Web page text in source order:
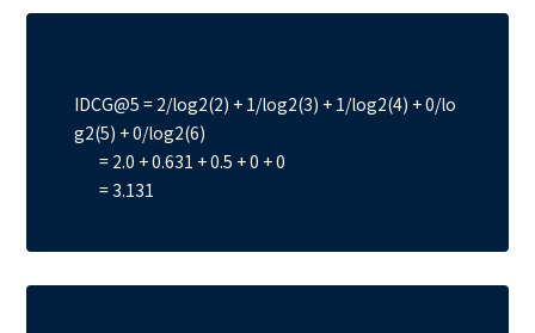
IDCG@5 = 2/log2(2) + 1/log2(3) + 1/log2(4) + 0/lo
g2(5) + 0/log2(6)